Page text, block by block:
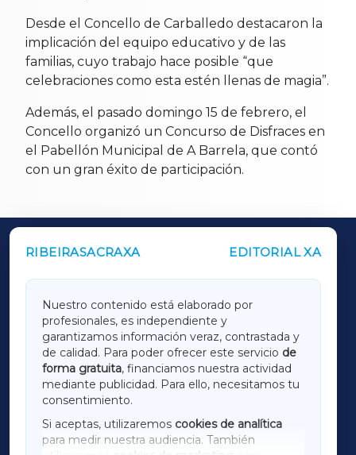
Desde el Concello de Carballedo destacaron la
implicación del equipo educativo y de las
familias, cuyo trabajo hace posible “que
celebraciones como esta estén llenas de magia”.
Además, el pasado domingo 15 de febrero, el
Concello organizó un Concurso de Disfraces en
el Pabellón Municipal de A Barrela, que contó
con un gran éxito de participación.
RIBEIRASACRAXA EDITORIAL XA
Nuestro contenido está elaborado por
profesionales, es independiente y
garantizamos información veraz, contrastada y
de calidad. Para poder ofrecer este servicio de
forma gratuita, financiamos nuestra actividad
mediante publicidad. Para ello, necesitamos tu
consentimiento.
Si aceptas, utilizaremos cookies de analítica
para medir nuestra audiencia. También
OUTROS PERIÓDICOS
LUGOXA
TERRACHAXA